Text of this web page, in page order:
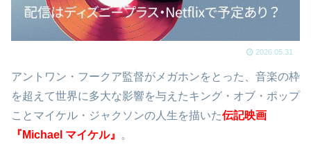
2026.05.31
アントワン・フークア監督がメガホンをとった、音楽の枠
を超えて世界に多大な影響を与えたキング・オブ・ポップ
ことマイケル・ジャクソンの人生を描いた伝記映画
『Michael マイケル』
。